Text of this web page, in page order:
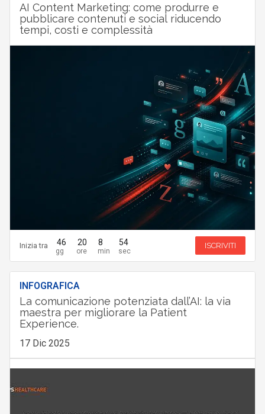
AI Content Marketing: come produrre e
pubblicare contenuti e social riducendo
tempi, costi e complessità
Inizia tra 46 20 8 53 ISCRIVITI
INFOGRAFICA
La comunicazione potenziata dall’AI: la via
maestra per migliorare la Patient
Experience.
17 Dic 2025